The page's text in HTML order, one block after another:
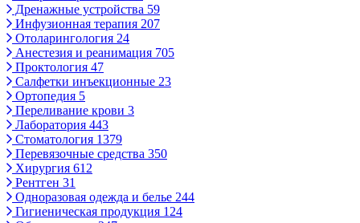
Дренажные устройства 59
Инфузионная терапия 207
Отоларингология 24
Анестезия и реанимация 705
Проктология 47
Салфетки инъекционные 23
Ортопедия 5
Переливание крови 3
Лаборатория 443
Стоматология 1379
Перевязочные средства 350
Хирургия 612
Рентген 31
Одноразовая одежда и белье 244
Гигиеническая продукция 124